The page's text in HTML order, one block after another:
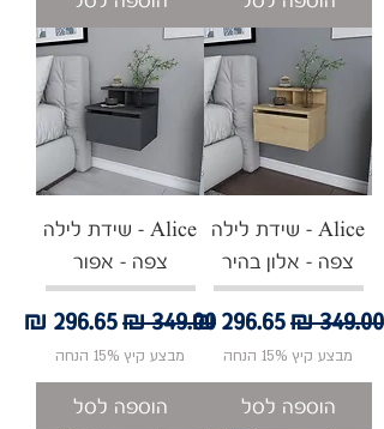
Alice - שידת לילה
צפה - אלון בהיר
מחיר רגילמחיר מבצע
מבצע קיץ 15% הנחה
הוספה לסל
Alice - שידת לילה
צפה - אפור
מחיר רגילמחיר
מבצע קיץ 15% הנחה
הוספה לסל